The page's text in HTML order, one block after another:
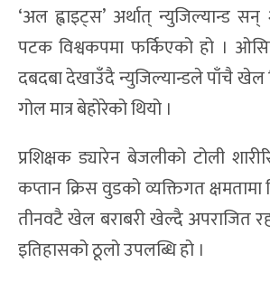
‘अल ह्वाइट्स’ अर्थात् न्युजिल्यान्ड
पटक विश्वकपमा फर्किएको हो ।
दबदबा देखाउँदै न्युजिल्यान्डले पाँचै
गोल मात्र बेहोरेको थियो ।
प्रशिक्षक ड्यारेन बेजलीको टोली
कप्तान क्रिस वुडको व्यक्तिगत क्षमतामा
तीनवटै खेल बराबरी खेल्दै अपराजित
इतिहासको ठूलो उपलब्धि हो ।